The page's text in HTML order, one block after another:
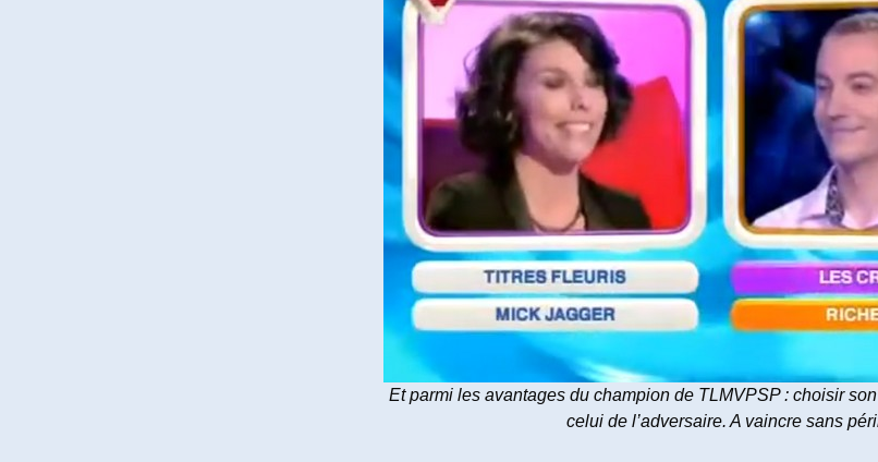
Et parmi les avantages du champion de TLMVPSP : choisir
celui de l’adversaire. A vaincre sans